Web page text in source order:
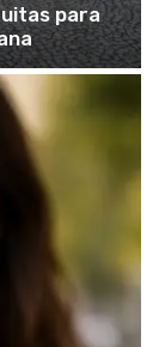
para